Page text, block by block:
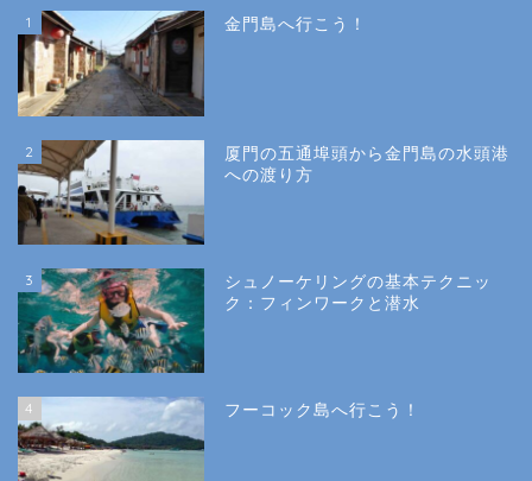
1 金門島へ行こう！
2
厦門の五通埠頭から金門島の水頭港
への渡り方
3
シュノーケリングの基本テクニッ
ク：フィンワークと潜水
4 フーコック島へ行こう！